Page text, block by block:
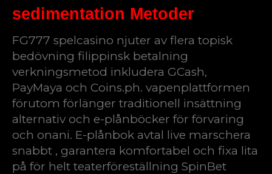
sedimentation Metoder
FG777 spelcasino njuter av flera topisk
bedövning filippinsk betalning
verkningsmetod inkludera GCash,
PayMaya och Coins.ph. vapenplattformen
förutom förlänger traditionell insättning
alternativ och e-plånböcker för förvaring
och onani. E-plånbok avtal live marschera
snabbt , garantera komfortabel och fixa lita
på för helt teaterföreställning SpinBet